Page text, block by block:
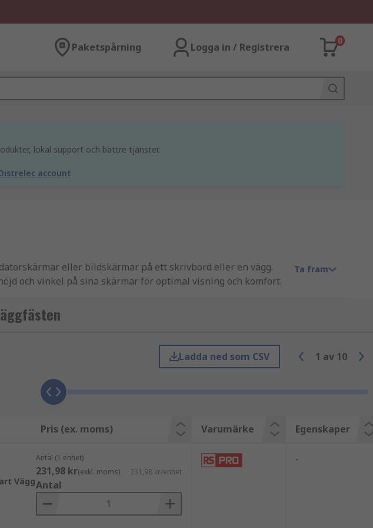
Paketspårning Logga in / Registrera
0
lokal support och bättre tjänster.
account
eller bildskärmar på ett skrivbord eller en vägg.
och vinkel på sina skärmar för optimal visning och komfort.
på plats. De viktigaste fördelarna med monitorarmar
av sina skärmar. Denna flexibilitet gör det möjligt för
belastningen på nacke, rygg och ögon.
skrivbordsyta. Detta kan vara särskilt användbart i
för användare att placera sina skärmar sida vid sida för
Ta fram
Ladda ned som CSV 1 av 10
Pris (ex. moms) Varumärke Egenskaper
Vägg
Antal (1 enhet)
231,98 kr(exkl. moms) 231,98 kr/enhet
Antal
-